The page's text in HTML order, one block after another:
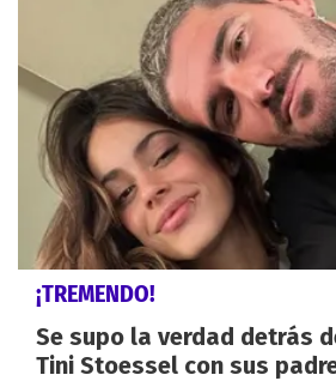
¡TREMENDO!
Se supo la verdad detrás
Tini Stoessel con sus